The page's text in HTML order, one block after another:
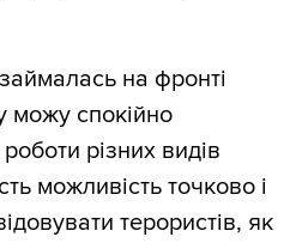
на фронті
можу спокійно
різних видів
можливість точково і
терористів, як